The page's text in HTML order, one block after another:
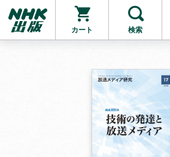
カート 検索
お支払いに進
他にも商品を買う